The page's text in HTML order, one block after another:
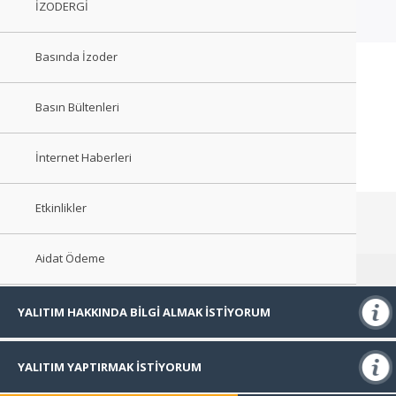
İZODERGİ
Basında İzoder
Basın Bültenleri
İnternet Haberleri
Etkinlikler
Aidat Ödeme
YALITIM HAKKINDA BİLGİ ALMAK İSTİYORUM
Isı Yalıtımı
YALITIM YAPTIRMAK İSTİYORUM